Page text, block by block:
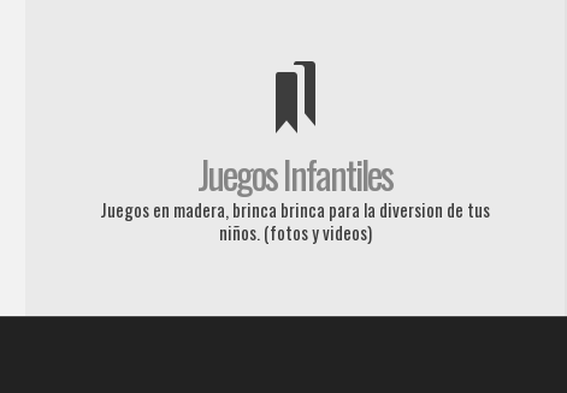
Juegos Infantiles
Juegos en madera, brinca brinca para la diversion de tus
niños. (fotos y videos)